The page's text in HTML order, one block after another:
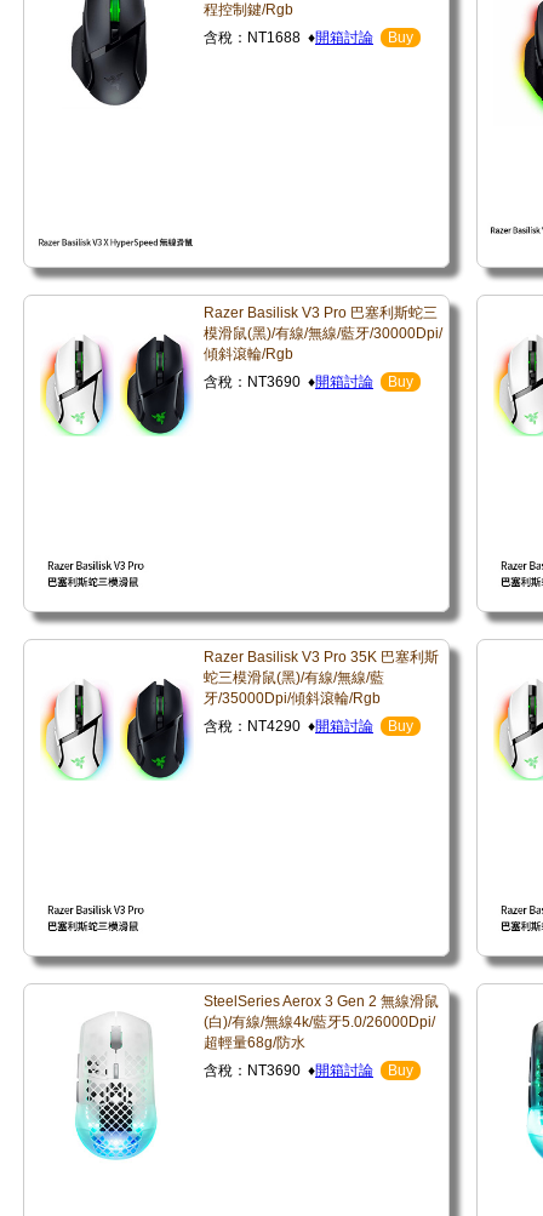
程控制鍵/Rgb
含稅：NT1688 ♦開箱討論 Buy
Razer Basilisk V3 Pro 巴塞利斯蛇三
模滑鼠(黑)/有線/無線/藍牙/30000Dpi/
傾斜滾輪/Rgb
含稅：NT3690 ♦開箱討論 Buy
Razer Basilisk V3 Pro 35K 巴塞利斯
蛇三模滑鼠(黑)/有線/無線/藍
牙/35000Dpi/傾斜滾輪/Rgb
含稅：NT4290 ♦開箱討論 Buy
SteelSeries Aerox 3 Gen 2 無線滑鼠
(白)/有線/無線4k/藍牙5.0/26000Dpi/
超輕量68g/防水
含稅：NT3690 ♦開箱討論 Buy